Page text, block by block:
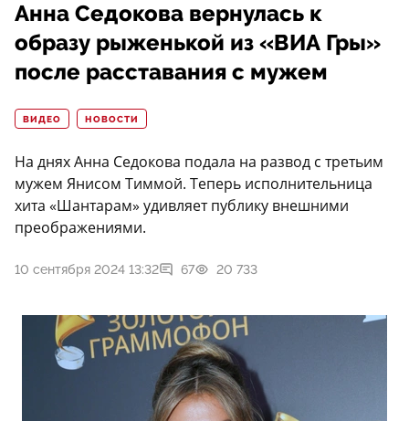
Анна Седокова вернулась к
образу рыженькой из «ВИА Гры»
после расставания с мужем
ВИДЕО НОВОСТИ
На днях Анна Седокова подала на развод с третьим
мужем Янисом Тиммой. Теперь исполнительница
хита «Шантарам» удивляет публику внешними
преображениями.
10 сентября 2024 13:32 67 20 733